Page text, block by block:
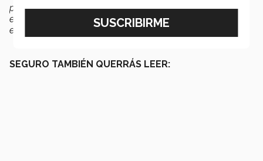
por las Matemáticas y la Física y he decidido que quiero
estudiar Ingeniería Aeroespacial ya que es la mezcla de
estos mundos”
, expresó.
SEGURO TAMBIÉN QUERRÁS LEER: